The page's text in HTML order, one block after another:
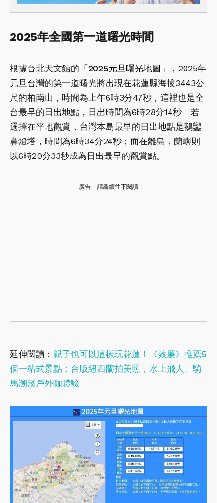
2025年全國第一道曙光時間
根據台北天文館的「2025元旦曙光地圖 」，2025年
元旦台灣的第一道曙光將出現在花蓮縣海拔3443公
尺的柏南山，時間為上午6時3分47秒，這裡也是全
台最早的日出地點，日出時間為6時28分14秒；若
選擇在平地觀賞，台灣本島最早的日出地點是鵝鑾
鼻燈塔，時間為6時34分24秒；而在離島，蘭嶼則
以6時29分33秒成為日出最早的觀賞點。
廣告 - 請繼續往下閱讀
延伸閱讀： 親子也可以這樣玩花蓮！《效廉》推薦5
個一站式景點：台版紐西蘭拍美照，水上飛人、騎
馬溯溪戶外咖體驗